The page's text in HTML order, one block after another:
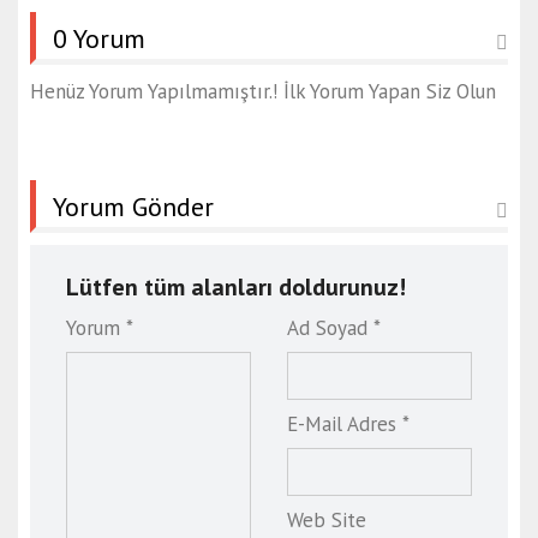
0 Yorum
Henüz Yorum Yapılmamıştır.! İlk Yorum Yapan Siz Olun
Yorum Gönder
Lütfen tüm alanları doldurunuz!
Yorum * Ad Soyad *
E-Mail Adres *
Web Site